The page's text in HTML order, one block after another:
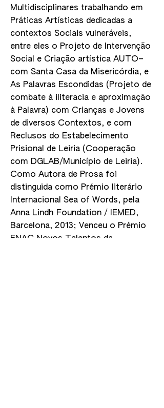
Multidisciplinares trabalhando em
Práticas Artísticas dedicadas a
contextos Sociais vulneráveis,
entre eles o Projeto de Intervenção
Social e Criação artística AUTO–
com Santa Casa da Misericórdia, e
As Palavras Escondidas (Projeto de
combate à iliteracia e aproximação
à Palavra) com Crianças e Jovens
de diversos Contextos, e com
Reclusos do Estabelecimento
Prisional de Leiria (Cooperação
com DGLAB/Município de Leiria).
Como Autora de Prosa foi
distinguida como Prémio literário
Internacional Sea of Words, pela
Anna Lindh Foundation / IEMED,
Barcelona, 2013; Venceu o Prémio
FNAC Novos Talentos da